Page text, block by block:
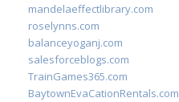
mandelaeffectlibrary.com
roselynns.com
balanceyoganj.com
salesforceblogs.com
TrainGames365.com
BaytownEvaCationRentals.com